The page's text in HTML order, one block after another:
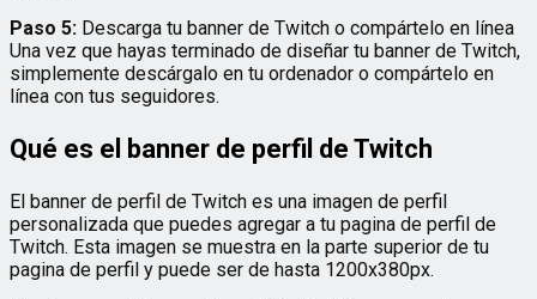
Paso 5: Descarga tu banner de Twitch o compártelo en línea
Una vez que hayas terminado de diseñar tu banner de Twitch,
simplemente descárgalo en tu ordenador o compártelo en
línea con tus seguidores.
Qué es el banner de perfil de Twitch
El banner de perfil de Twitch es una imagen de perfil
personalizada que puedes agregar a tu pagina de perfil de
Twitch. Esta imagen se muestra en la parte superior de tu
pagina de perfil y puede ser de hasta 1200x380px.